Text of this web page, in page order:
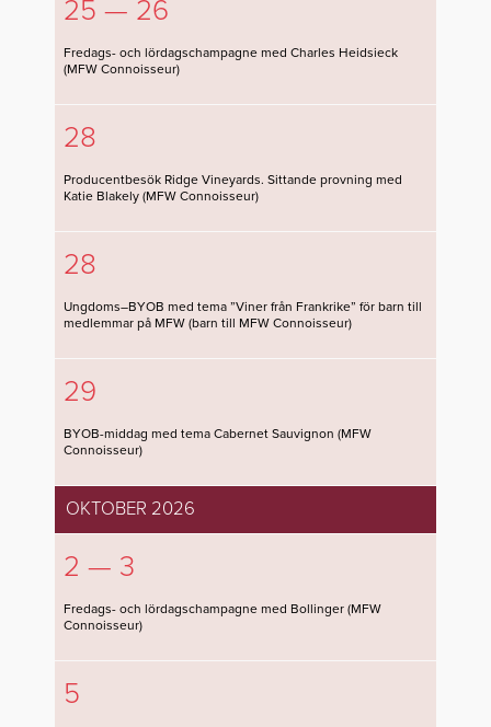
25 — 26
Fredags- och lördagschampagne med Charles Heidsieck
(MFW Connoisseur)
28
Producentbesök Ridge Vineyards. Sittande provning med
Katie Blakely (MFW Connoisseur)
28
Ungdoms–BYOB med tema ”Viner från Frankrike” för barn till
medlemmar på MFW (barn till MFW Connoisseur)
29
BYOB-middag med tema Cabernet Sauvignon (MFW
Connoisseur)
OKTOBER 2026
2 — 3
Fredags- och lördagschampagne med Bollinger (MFW
Connoisseur)
5